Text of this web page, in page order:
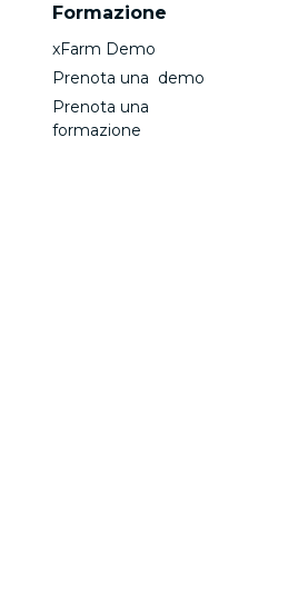
Formazione
xFarm Demo
Prenota una demo
Prenota una
formazione